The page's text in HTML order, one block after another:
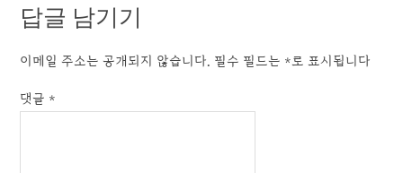
답글 남기기
이메일 주소는 공개되지 않습니다. 필수 필드는 *로 표시됩니다
댓글 *